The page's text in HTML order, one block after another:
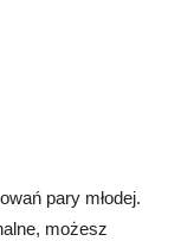
pary młodej.
możesz